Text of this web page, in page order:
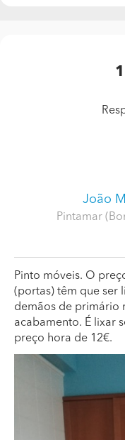
1
João
Pintamar
Pinto móveis. O
(portas) têm que ser
demãos de primário
acabamento. É lixar
preço hora de 12€.